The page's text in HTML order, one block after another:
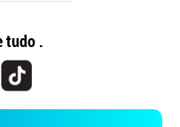
tudo .